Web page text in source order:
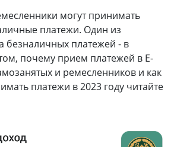
могут принимать
платежи. Один из
безналичных платежей - в
почему прием платежей в E-
и ремесленников и как
платежи в 2023 году читайте